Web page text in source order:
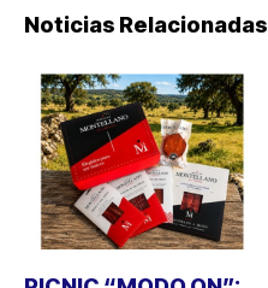
Noticias Relacionadas